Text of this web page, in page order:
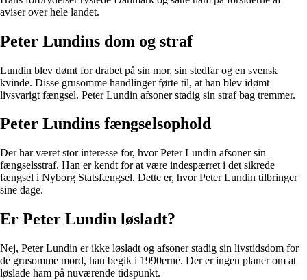
aviser over hele landet.
Peter Lundins dom og straf
Lundin blev dømt for drabet på sin mor, sin stedfar og en svensk
kvinde. Disse grusomme handlinger førte til, at han blev idømt
livsvarigt fængsel. Peter Lundin afsoner stadig sin straf bag tremmer.
Peter Lundins fængselsophold
Der har været stor interesse for, hvor Peter Lundin afsoner sin
fængselsstraf. Han er kendt for at være indespærret i det sikrede
fængsel i Nyborg Statsfængsel. Dette er, hvor Peter Lundin tilbringer
sine dage.
Er Peter Lundin løsladt?
Nej, Peter Lundin er ikke løsladt og afsoner stadig sin livstidsdom for
de grusomme mord, han begik i 1990erne. Der er ingen planer om at
løslade ham på nuværende tidspunkt.